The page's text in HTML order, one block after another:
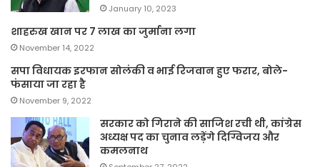
January 10, 2023
शाहरुख खान पर 7 लाख का जुर्माना लगा
November 14, 2022
सपा विधायक इरफान सोलंकी व भाई रिजवान हुए फरार, बोले-
फंसाया जा रहा है
November 9, 2022
सरकार को गिराने की साजिश रची थी, कांग्रेस
अध्यक्ष पद का चुनाव लड़ेंगे दिग्विजय और
कमलनाथ